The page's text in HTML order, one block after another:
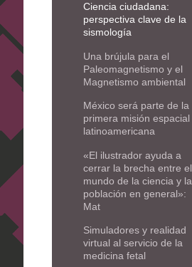
Ciencia ciudadana:
perspectiva clave de la
sismología
Una brújula para el
Paleomagnetismo y el
Magnetismo ambiental
México será parte de la
primera misión espacial
latinoamericana
«El ilustrador ayuda a
cerrar la brecha entre el
mundo de la ciencia y la
población en general»:
Mat
Simuladores y realidad
virtual al servicio de la
medicina fetal